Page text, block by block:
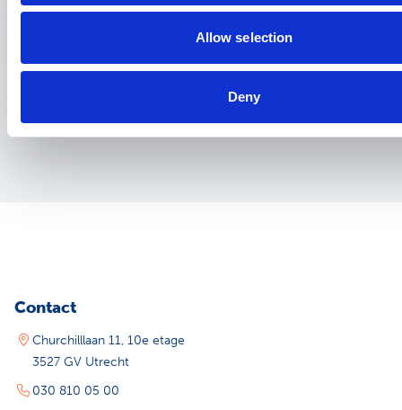
Allow selection
Deny
Contact
Churchilllaan 11, 10e etage
3527 GV Utrecht
030 810 05 00